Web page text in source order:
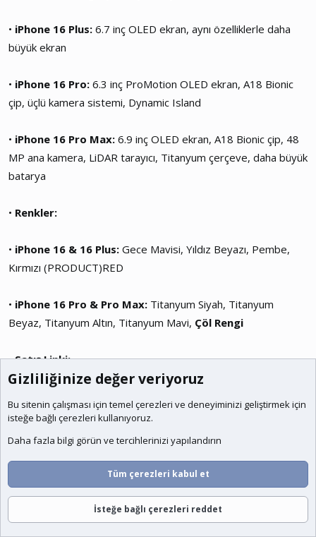
• iPhone 16 Plus: 6.7 inç OLED ekran, aynı özelliklerle daha
büyük ekran
• iPhone 16 Pro: 6.3 inç ProMotion OLED ekran, A18 Bionic
çip, üçlü kamera sistemi, Dynamic Island
• iPhone 16 Pro Max: 6.9 inç OLED ekran, A18 Bionic çip, 48
MP ana kamera, LiDAR tarayıcı, Titanyum çerçeve, daha büyük
batarya
• Renkler:
• iPhone 16 & 16 Plus: Gece Mavisi, Yıldız Beyazı, Pembe,
Kırmızı (PRODUCT)RED
• iPhone 16 Pro & Pro Max: Titanyum Siyah, Titanyum
Beyaz, Titanyum Altın, Titanyum Mavi, Çöl Rengi
•Satış Linki:
Ziyaretçiler için gizlenmiş link, görmek için
üye ol.
Bu yeni iPhone 16 serisindeÇöl Rengiözellikle dikkat çekiyor.
Şık ve sofistike görünümüyle iPhone kullanıcıları için yeni bir
tarz sunuyor.
Bu liste, iPhone serisinin yıllar içerisindeki evrimini ve sunduğu
Gizliliğinize değer veriyoruz
Bu sitenin çalışması için temel çerezleri ve deneyiminizi geliştirmek için
isteğe bağlı çerezleri kullanıyoruz.
Daha fazla bilgi görün ve tercihlerinizi yapılandırın
Tüm çerezleri kabul et
İsteğe bağlı çerezleri reddet